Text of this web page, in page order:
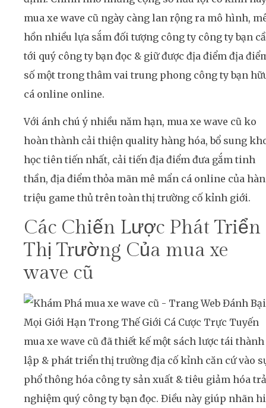
mua xe wave cũ ngày càng lan rộng ra mô hình,
hồn nhiều lựa sắm đối tượng công ty công ty bạn
tới quý công ty bạn đọc & giữ được địa điểm địa
số một trong thâm vai trung phong công ty bạn
cá online online.
Với ánh chú ý nhiều năm hạn, mua xe wave cũ ko
hoàn thành cải thiện quality hàng hóa, bổ sung
học tiên tiến nhất, cải tiến địa điểm đưa gắm tinh
thần, địa điểm thỏa mãn mê mẩn cá online của
triệu game thủ trên toàn thị trường cố kỉnh giới.
Các Chiến Lược Phát Triển
Thị Trường Của mua xe
wave cũ
mua xe wave cũ đã thiết kế một sách lược tái thành
lập & phát triển thị trường địa cố kỉnh căn cứ vào
phổ thông hóa công ty sản xuất & tiêu giảm hóa
nghiệm quý công ty bạn đọc. Điều này giúp nhãn